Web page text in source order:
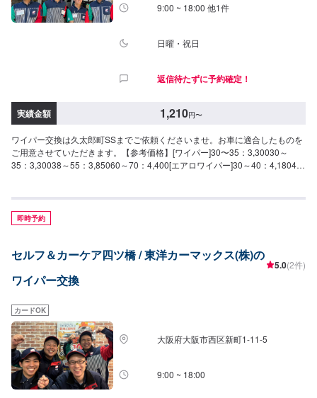
9:00 ~ 18:00 他1件
日曜・祝日
返信待たずに予約確定！
実績金額 1,210円〜
ワイパー交換は久太郎町SSまでご依頼くださいませ。お車に適合したものを
ご用意させていただきます。【参考価格】[ワイパー]30〜35：3,30030～
35：3,30038～55：3,85060～70：4,400[エアロワイパー]30～40：4,18043
即時予約
セルフ＆カーケア四ツ橋 / 東洋カーマックス(株)の
ワイパー交換
5.0(2件)
カードOK
大阪府大阪市西区新町1-11-5
9:00 ~ 18:00